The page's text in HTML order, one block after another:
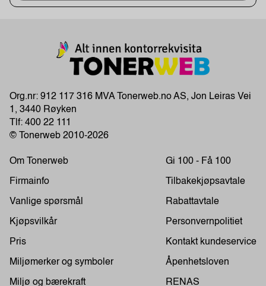
Org.nr: 912 117 316 MVA Tonerweb.no AS, Jon Leiras Vei
1, 3440 Røyken
Tlf: 400 22 111
© Tonerweb 2010-2026
Om Tonerweb
Firmainfo
Vanlige spørsmål
Kjøpsvilkår
Pris
Miljømerker og symboler
Miljø og bærekraft
Gi 100 - Få 100
Tilbakekjøpsavtale
Rabattavtale
Personvernpolitiet
Kontakt kundeservice
Åpenhetsloven
RENAS